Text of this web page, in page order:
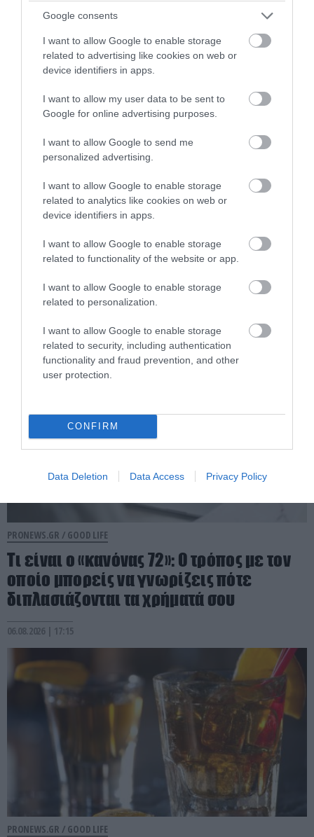
Google consents
I want to allow Google to enable storage
related to advertising like cookies on web or
device identifiers in apps.
I want to allow my user data to be sent to
Google for online advertising purposes.
I want to allow Google to send me
personalized advertising.
I want to allow Google to enable storage
related to analytics like cookies on web or
device identifiers in apps.
I want to allow Google to enable storage
related to functionality of the website or app.
I want to allow Google to enable storage
related to personalization.
I want to allow Google to enable storage
related to security, including authentication
functionality and fraud prevention, and other
user protection.
CONFIRM
Data Deletion Data Access Privacy Policy
μας αρέσει ο ήχος της φωνής μας;
06.08.2026 | 18:00
PRONEWS.GR /GOOD LIFE
Το γνωρίζατε; – Να γιατί ο αριθμός
«142857» γοητεύει τους μαθηματικούς
εδώ και αιώνες
06.08.2026 | 17:45
PRONEWS.GR / GOOD LIFE
Τι είναι ο «κανόνας 72»: Ο τρόπος με τον
οποίο μπορείς να γνωρίζεις πότε
διπλασιάζονται τα χρήματά σου
06.08.2026 | 17:15
PRONEWS.GR / GOOD LIFE